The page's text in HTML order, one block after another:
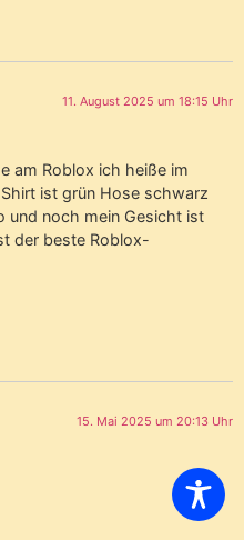
11. August 2025 um 18:15 Uhr
am Roblox ich heiße im
ist grün Hose schwarz
und noch mein Gesicht ist
der beste Roblox-
15. Mai 2025 um 20:13 Uhr